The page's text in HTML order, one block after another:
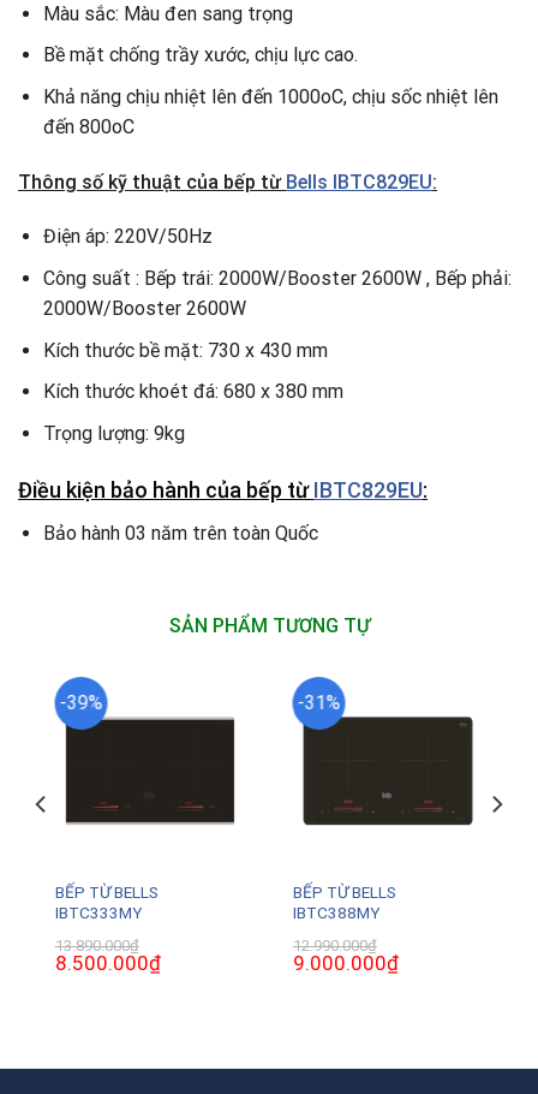
Màu sắc: Màu đen sang trọng
Bề mặt chống trầy xước, chịu lực cao.
Khả năng chịu nhiệt lên đến 1000oC, chịu sốc nhiệt lên
đến 800oC
Thông số kỹ thuật của bếp từ Bells IBTC829EU:
Điện áp: 220V/50Hz
Công suất : Bếp trái: 2000W/Booster 2600W , Bếp phải:
2000W/Booster 2600W
Kích thước bề mặt: 730 x 430 mm
Kích thước khoét đá: 680 x 380 mm
Trọng lượng: 9kg
Điều kiện bảo hành của bếp từIBTC829EU:
Bảo hành 03 năm trên toàn Quốc
SẢN PHẨM TƯƠNG TỰ
-39%
BẾP TỪ BELLS
IBTC333MY
13.890.000₫
Giá
gốc
8.500.000₫Giá
hiện
-31%
BẾP TỪ BELLS
IBTC388MY
12.990.000₫
Giá
gốc
9.000.000₫Giá
hiện